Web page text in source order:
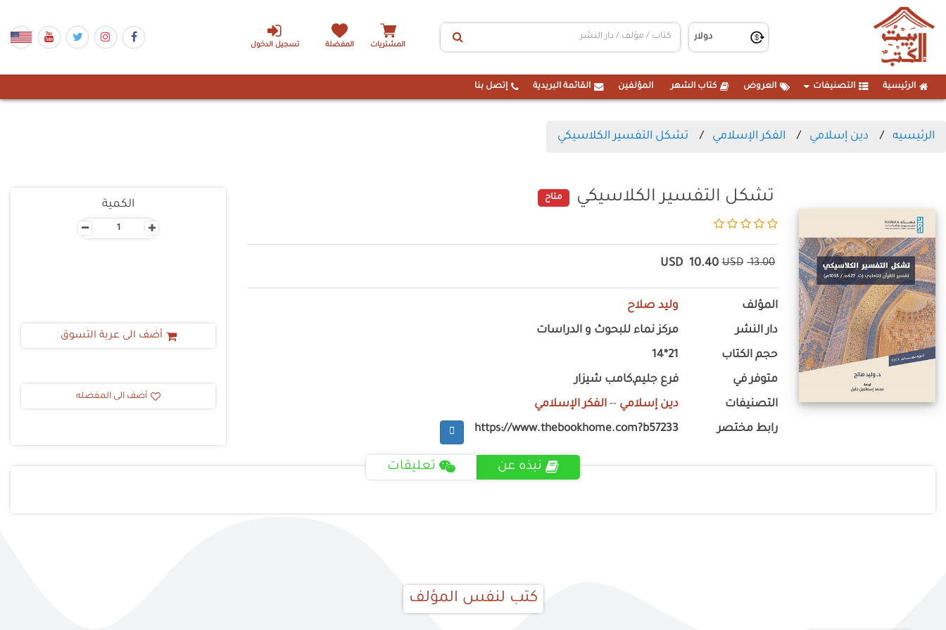
تسجيل الدخول المشتريات المفضلة
الرئيسية التصنيفات العروض كتاب الشهر المؤلفين القائمة البريدية إتصل بنا
الرئيسيه دين إسلامي الفكر الإسلامي تشكل التفسير الكلاسيكي
تشكل التفسير الكلاسيكي متاح
13.00
USD
10.40
USD
المؤلف وليد صلاح
دار النشر مركز نماء للبحوث و الدراسات
حجم الكتاب 21*14
متوفر في فرع جليم,كامب شيزار
التصنيفات دين إسلامي -- الفكر الإسلامي
رابط مختصر https://www.thebookhome.com?b57233
الكمية
- +
أضف الى عربة التسوق
أضف الى المفضله
نبذه عن تعليقات
كتب لنفس المؤلف